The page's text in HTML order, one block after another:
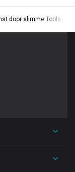
door slimme Tools